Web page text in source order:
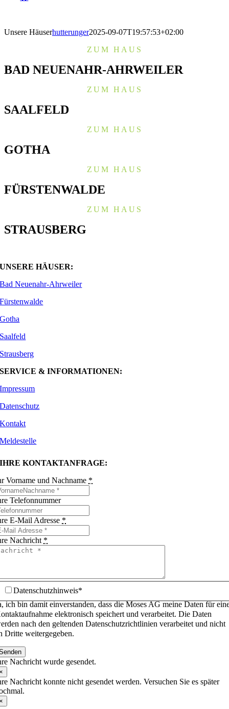
Unsere Häuserhutterunger2025-09-07T19:57:53+02:00
ZUM HAUS
BAD NEUENAHR-AHRWEILER
ZUM HAUS
SAALFELD
ZUM HAUS
GOTHA
ZUM HAUS
FÜRSTENWALDE
ZUM HAUS
STRAUSBERG
UNSERE HÄUSER:
Bad Neuenahr-Ahrweiler
Fürstenwalde
Gotha
Saalfeld
Strausberg
SERVICE & INFORMATIONEN:
Impressum
Datenschutz
Kontakt
Meldestelle
IHRE KONTAKTANFRAGE:
Vorname und Nachname *
Telefonnummer
E-Mail Adresse *
Nachricht *
Datenschutzhinweis*
ich bin damit einverstanden, dass die Moses AG meine Daten für
elektronisch speichert und verarbeitet. Die Daten
nach den geltenden Datenschutzrichtlinien verarbeitet und nicht
Dritte weitergegeben.
Nachricht wurde gesendet.
Nachricht konnte nicht gesendet werden. Versuchen Sie es später